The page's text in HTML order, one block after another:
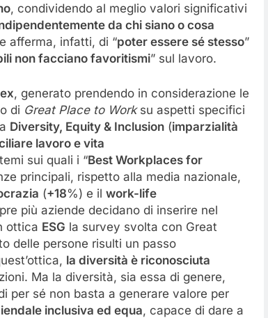
, condividendo al meglio valori significativi
da chi siano o cosa
afferma, infatti, di “poter essere sé stesso”
non facciano favoritismi” sul lavoro.
, generato prendendo in considerazione le
di Great Place to Work su aspetti specifici
Diversity, Equity & Inclusion (imparzialità
lavoro e vita
sui quali i “Best Workplaces for
principali, rispetto alla media nazionale,
(+18%) e il work-life
più aziende decidano di inserire nel
ottica ESG la survey svolta con Great
delle persone risulti un passo
la diversità è riconosciuta
Ma la diversità, sia essa di genere,
per sé non basta a generare valore per
inclusiva ed equa, capace di dare a